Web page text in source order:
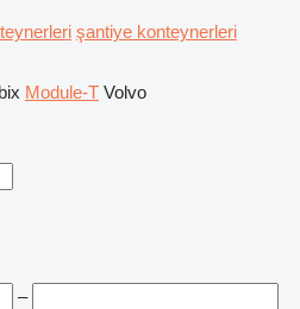
şantiye konteynerleri
Module-T Volvo
–